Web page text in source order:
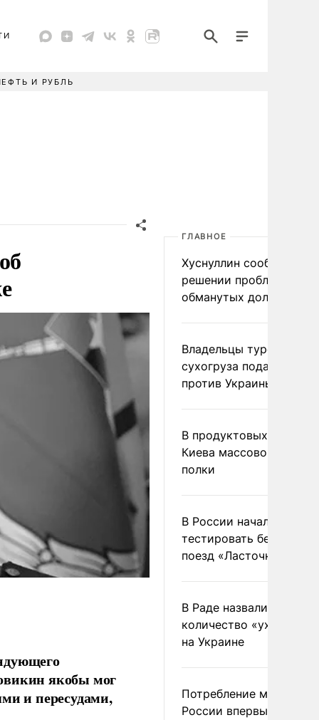
И РУБЛЬ
якобы мог
и пересудами,
ГЛАВНОЕ
Хуснуллин сообщил о
решении проблемы
обманутых дольщиков
Владельцы турецкого
сухогруза подадут иск
против Украины в Гаагу
В продуктовых
Киева массово
полки
В России начали
тестировать
поезд «Ласточка»
В Раде назвали
количество
на Украине
Потребление мяса в
России впервые